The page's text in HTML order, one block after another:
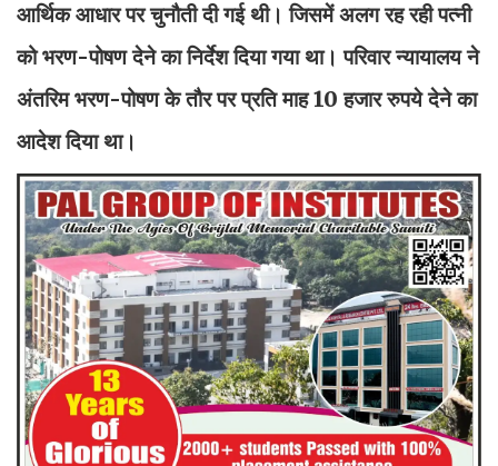
आर्थिक आधार पर चुनौती दी गई थी। जिसमें अलग रह रही पत्नी
को भरण-पोषण देने का निर्देश दिया गया था। परिवार न्यायालय ने
अंतरिम भरण-पोषण के तौर पर प्रति माह 10 हजार रुपये देने का
आदेश दिया था।